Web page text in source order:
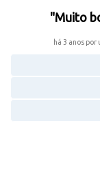
"Muito
há 3 anos